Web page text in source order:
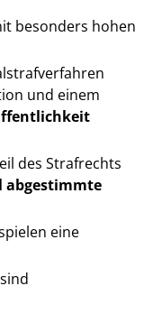
besonders hohen
und einem
des Strafrechts
abgestimmte
eine